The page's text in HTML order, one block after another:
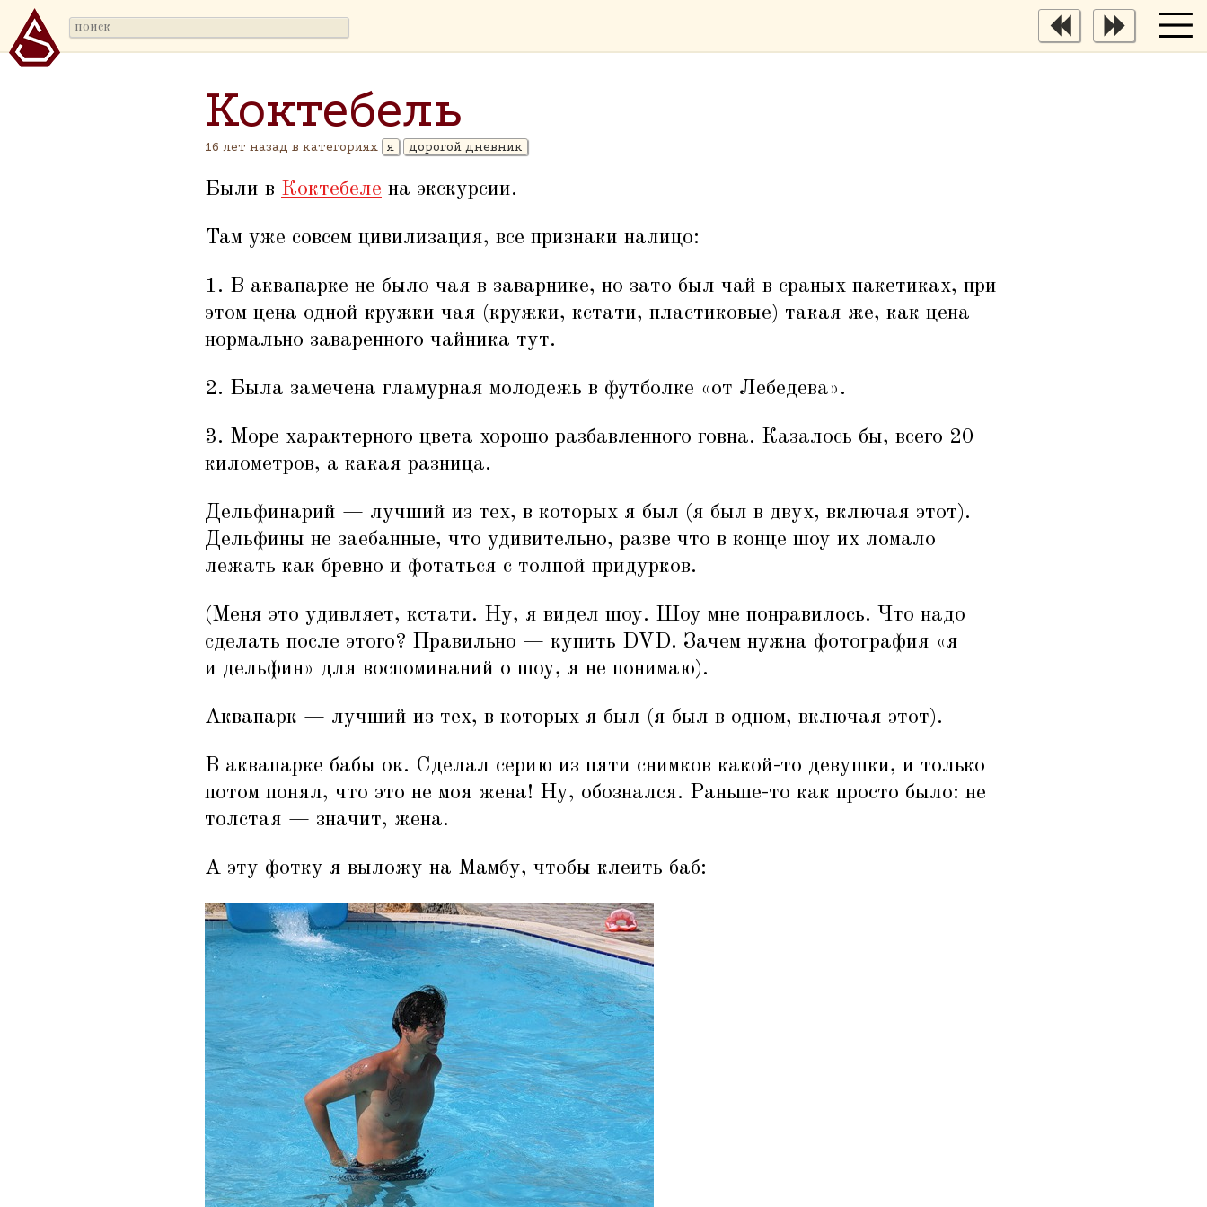
Коктебель
16 лет назад в категориях я дорогой дневник
Были в Коктебеле на экскурсии.
Там уже совсем цивилизация, все признаки налицо:
1. В аквапарке не было чая в заварнике, но зато был чай в сраных пакетиках, при
этом цена одной кружки чая (кружки, кстати, пластиковые) такая же, как цена
нормально заваренного чайника тут.
2. Была замечена гламурная молодежь в футболке «от Лебедева».
3. Море характерного цвета хорошо разбавленного говна. Казалось бы, всего 20
километров, а какая разница.
Дельфинарий — лучший из тех, в которых я был (я был в двух, включая этот).
Дельфины не заебанные, что удивительно, разве что в конце шоу их ломало
лежать как бревно и фотаться с толпой придурков.
(Меня это удивляет, кстати. Ну, я видел шоу. Шоу мне понравилось. Что надо
сделать после этого? Правильно — купить DVD. Зачем нужна фотография «я
и дельфин» для воспоминаний о шоу, я не понимаю).
Аквапарк — лучший из тех, в которых я был (я был в одном, включая этот).
В аквапарке бабы ок. Сделал серию из пяти снимков какой-то девушки, и только
потом понял, что это не моя жена! Ну, обознался. Раньше-то как просто было: не
толстая — значит, жена.
А эту фотку я выложу на Мамбу, чтобы клеить баб: